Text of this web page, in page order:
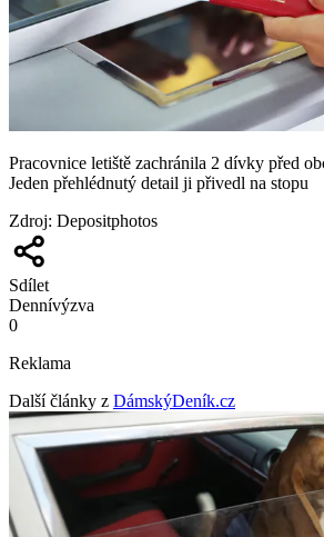
Pracovnice letiště zachránila 2 dívky před
Jeden přehlédnutý detail ji přivedl na stopu
Zdroj: Depositphotos
Sdílet
Dennívýzva
0
Reklama
Další články z DámskýDeník.cz